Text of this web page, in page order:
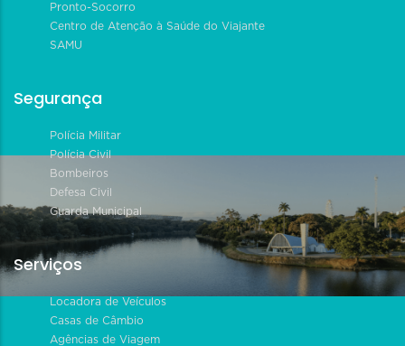
Pronto-Socorro
Centro de Atenção à Saúde do Viajante
SAMU
Segurança
Polícia Militar
Polícia Civil
Bombeiros
Defesa Civil
Guarda Municipal
Serviços
Locadora de Veículos
Casas de Câmbio
Agências de Viagem